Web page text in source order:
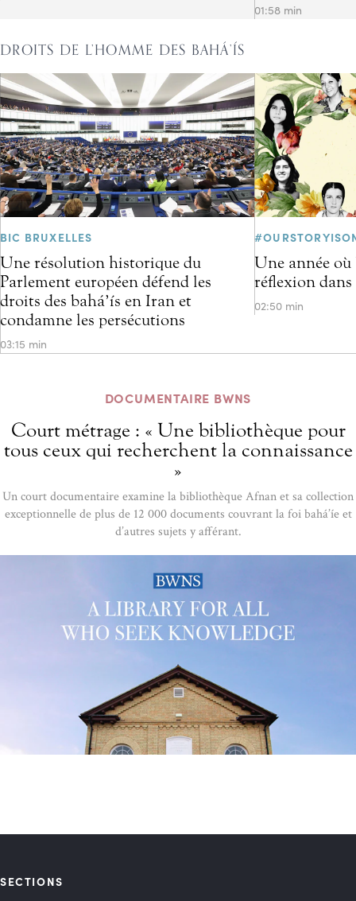
01:58 min
DROITS DE L’HOMME DES BAHÁ’ÍS
BIC BRUXELLES
Une résolution historique du
Parlement européen défend les
droits des bahá’ís en Iran et
condamne les persécutions
03:15 min
Une année
réflexion
02:50 min
DOCUMENTAIRE BWNS
Court métrage : « Une bibliothèque pour
tous ceux qui recherchent la connaissance
»
Un court documentaire examine la bibliothèque Afnan et sa collection
exceptionnelle de plus de 12 000 documents couvrant la foi bahá’íe et
d’autres sujets y afférant.
SECTIONS